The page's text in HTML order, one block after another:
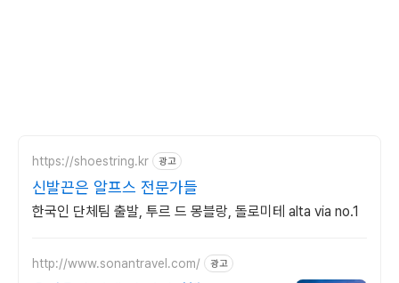
https://shoestring.kr 광고
신발끈은 알프스 전문가들
한국인 단체팀 출발, 투르 드 몽블랑, 돌로미테 alta via no.1
http://www.sonantravel.com/ 광고